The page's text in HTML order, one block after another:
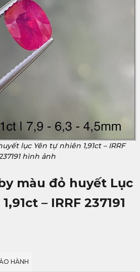
lục Yên tự nhiên 1,91ct – IRRF
hình ảnh
màu đỏ huyết Lục
– IRRF 237191
HÀNH